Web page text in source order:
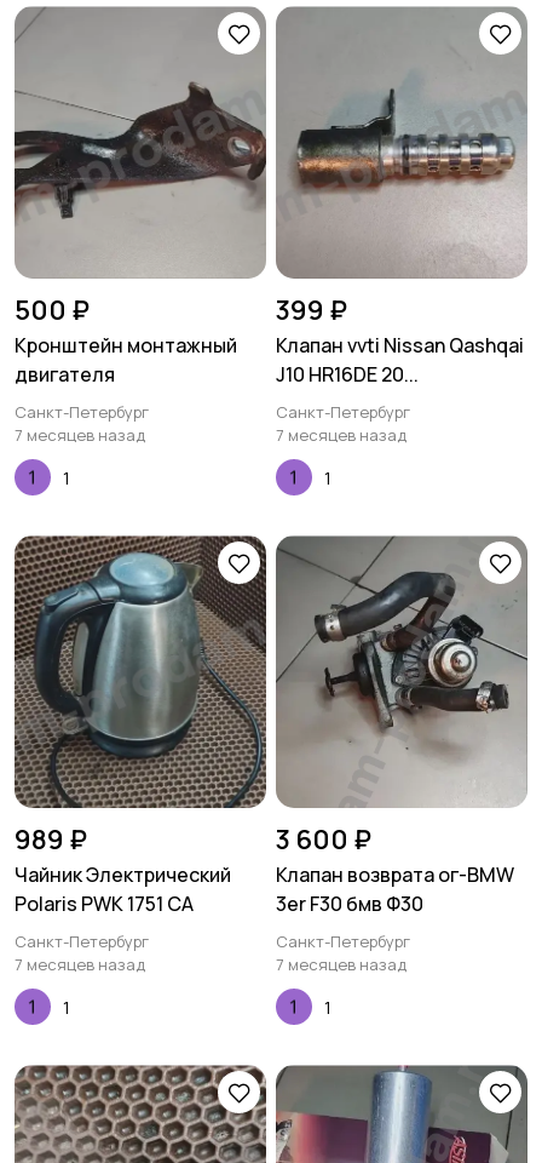
500 ₽
Кронштейн монтажный
двигателя
Санкт-Петербург
7 месяцев назад
1
399 ₽
Клапан vvti Nissan Qashqai
J10 HR16DE 20...
Санкт-Петербург
7 месяцев назад
1
989 ₽
Чайник Электрический
Polaris PWK 1751 CA
Санкт-Петербург
7 месяцев назад
1
3 600 ₽
Клапан возврата ог-BMW
3er F30 бмв Ф30
Санкт-Петербург
7 месяцев назад
1